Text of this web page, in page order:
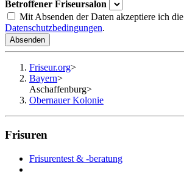
Betroffener Friseursalon
Mit Absenden der Daten akzeptiere ich die
Datenschutzbedingungen.
Absenden
Friseur.org>
Bayern>
Aschaffenburg>
Obernauer Kolonie
Frisuren
Frisurentest & -beratung